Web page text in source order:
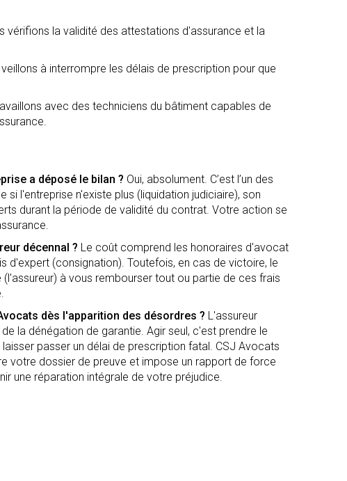
vérifions la validité des attestations d'assurance et la
veillons à interrompre les délais de prescription pour que
avec des techniciens du bâtiment capables de
a déposé le bilan ? Oui, absolument. C’est l’un des
l'entreprise n'existe plus (liquidation judiciaire), son
durant la période de validité du contrat. Votre action se
décennal ? Le coût comprend les honoraires d'avocat
d'expert (consignation). Toutefois, en cas de victoire, le
à vous rembourser tout ou partie de ces frais
dès l'apparition des désordres ? L'assureur
la dénégation de garantie. Agir seul, c'est prendre le
passer un délai de prescription fatal. CSJ Avocats
votre dossier de preuve et impose un rapport de force
une réparation intégrale de votre préjudice.